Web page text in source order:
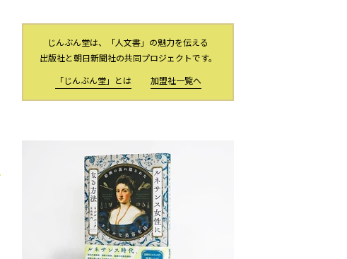
じんぶん堂は、「人文書」の魅力を伝える
出版社と朝日新聞社の共同プロジェクトです。
「じんぶん堂」とは
加盟社一覧へ